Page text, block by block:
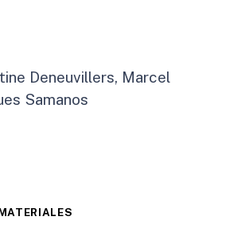
Deneuvillers, Marcel
Samanos